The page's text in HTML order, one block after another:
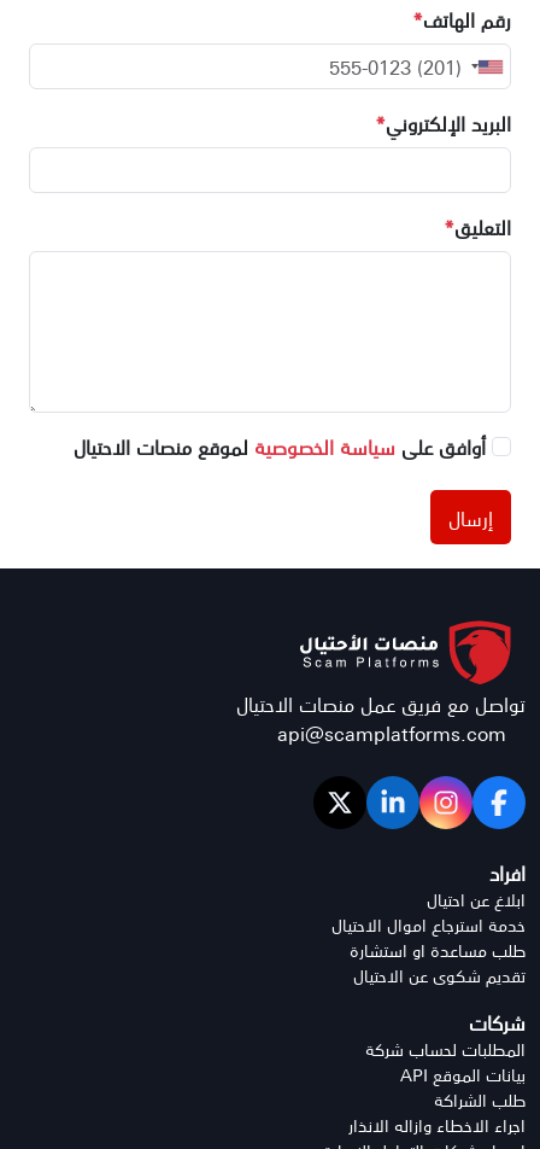
رقم الهاتف*
البريد الإلكتروني*
التعليق*
أوافق على سياسة الخصوصية لموقع منصات الاحتيال
إرسال
تواصل مع فريق عمل منصات الاحتيال
api@scamplatforms.com
افراد
ابلاغ عن احتيال
خدمة استرجاع اموال الاحتيال
طلب مساعدة او استشارة
تقديم شكوى عن الاحتيال
شركات
المطلبات لحساب شركة
بيانات الموقع API
طلب الشراكة
اجراء الاخطاء وازاله الانذار